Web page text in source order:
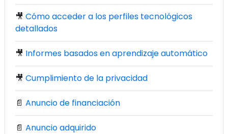
🎥 Cómo acceder a los perfiles tecnológicos
detallados
🎥 Informes basados en aprendizaje automático
🎥 Cumplimiento de la privacidad
📄 Anuncio de financiación
📄 Anuncio adquirido